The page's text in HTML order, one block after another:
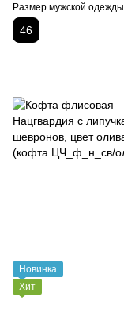
Размер мужской одежды
46
Новинка
Хит